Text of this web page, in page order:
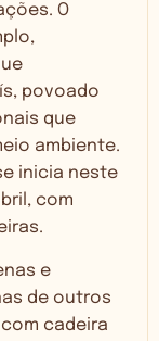
O
povoado
que
ambiente.
inicia neste
com
e
de outros
cadeira